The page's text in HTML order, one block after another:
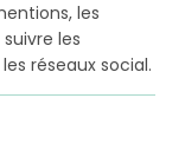
les
les
réseaux social.